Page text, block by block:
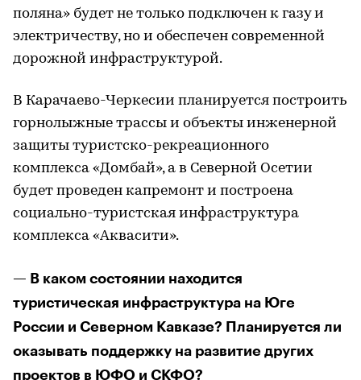
поляна» будет не только подключен к газу и
электричеству, но и обеспечен современной
дорожной инфраструктурой.
В Карачаево-Черкесии планируется построить
горнолыжные трассы и объекты инженерной
защиты туристско-рекреационного
комплекса «Домбай», а в Северной Осетии
будет проведен капремонт и построена
социально-туристская инфраструктура
комплекса «Аквасити».
— В каком состоянии находится
туристическая инфраструктура на Юге
России и Северном Кавказе? Планируется ли
оказывать поддержку на развитие других
проектов в ЮФО и СКФО?